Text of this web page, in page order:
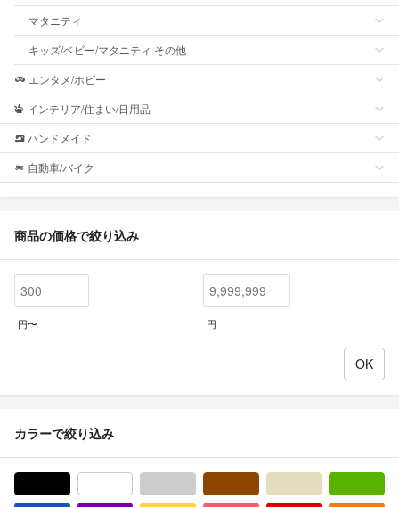
マタニティ
キッズ/ベビー/マタニティ その他
エンタメ/ホビー
インテリア/住まい/日用品
ハンドメイド
自動車/バイク
商品の価格で絞り込み
円〜 円
カラーで絞り込み